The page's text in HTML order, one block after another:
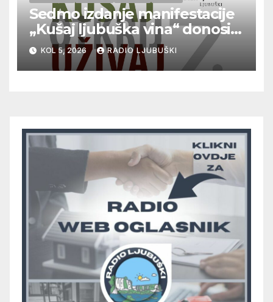
Sedmo izdanje manifestacije
„Kušaj ljubuška vina“ donosi
vrhunska vina, gastronomiju i
glazbu
KOL 5, 2026 RADIO LJUBUŠKI